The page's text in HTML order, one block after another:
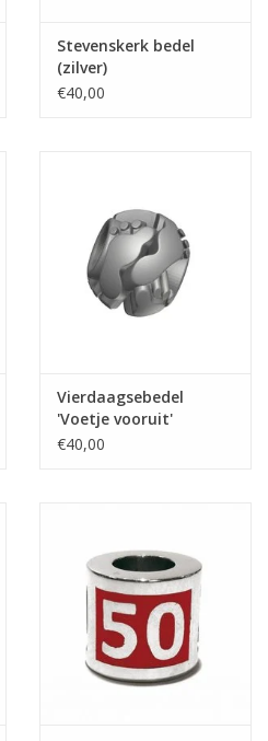
Stevenskerk bedel
(zilver)
€40,00
Vierdaagsebedel
'Voetje vooruit'
€40,00